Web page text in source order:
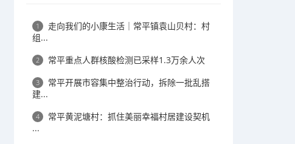
1
走向我们的小康生活｜常平镇袁山贝村：村
组...
2 常平重点人群核酸检测已采样1.3万余人次
3
常平开展市容集中整治行动，拆除一批乱搭
建...
4
常平黄泥塘村：抓住美丽幸福村居建设契机
...